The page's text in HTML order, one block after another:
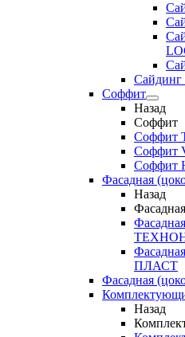
Сайдинг
Соффит
Назад
Соффит
Соффит
Фасадная
Назад
ПЛАСТ
Фасадная
Назад